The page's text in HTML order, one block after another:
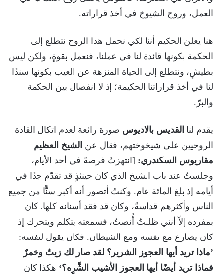
العمل، وروح الشيوخ في أخذ قراراته.
هنا يعلن الحكيم أننا لكي نحمل هذا الروح نتطلع إلى
الحكمة بكونها قائدة لنا في عملنا، فنعمل بقوةٍ، ولكن ليس
بطيشٍ، ونتطلع إلى الحياة المنزهة عن العيب بكونها سندًا
لنا في أخذ قراراتنا الحكيمة؛ إذ لا انفصال بين الحكمة
والبرّ.
يقدم لنا القديس بالاديوس صورة رائعة لعدم اتكال القادة
الروحيين على شيخوختهم، فقال عن الشيخ العظيم
مقاريوس السكندري: [انتهزتُ فرصةً في أحد الأيام،
وجلستُ عند باب الشيخ الذي كان حينئذٍ قد تقدّم جدًا في
أيامه إذ بلغ المائة عام. وكنتُ أتصور أنه أكبر سنًّا من جميع
الناس وأكثرهم قداسةً، وكان قد فقد أسنانه كلها. كان
بمفرده إلاّ أنني ظللتُ أُنصتُ، فسمعته يتكلم ويتحرك إذ
كان يصارع مع نفسه ومع الشيطان. فكان يقول لنفسه:
’ماذا تريد أيها العجوز الشرير؟ لقد صار لك زيتٌ وخمرٌ
فماذا تريد أيضًا أيها العجوز الأشيب الشَّرِه؟‘ هكذا كان